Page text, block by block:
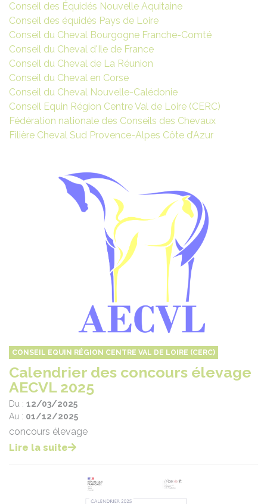
Conseil des Équidés Nouvelle Aquitaine
Conseil des équidés Pays de Loire
Conseil du Cheval Bourgogne Franche-Comté
Conseil du Cheval d'Ile de France
Conseil du Cheval de La Réunion
Conseil du Cheval en Corse
Conseil du Cheval Nouvelle-Calédonie
Conseil Equin Région Centre Val de Loire (CERC)
Fédération nationale des Conseils des Chevaux
Filière Cheval Sud Provence-Alpes Côte d’Azur
CONSEIL EQUIN RÉGION CENTRE VAL DE LOIRE (CERC)
Calendrier des concours élevage
AECVL 2025
Du : 12/03/2025
Au : 01/12/2025
concours élevage
Lire la suite